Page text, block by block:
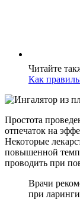
Читайте
Как
Простота
отпечаток на
Некоторые
повышенной
проводить при
Врачи
при